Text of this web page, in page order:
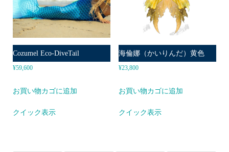
Cozumel Eco-DiveTail
¥59,600
お買い物カゴに追加
クイック表示
海倫娜（かいりんだ）黄色
¥23,800
お買い物カゴに追加
クイック表示